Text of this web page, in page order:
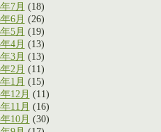
7月 (18)
6月 (26)
5月 (19)
4月 (13)
3月 (13)
2月 (11)
1月 (15)
12月 (11)
11月 (16)
10月 (30)